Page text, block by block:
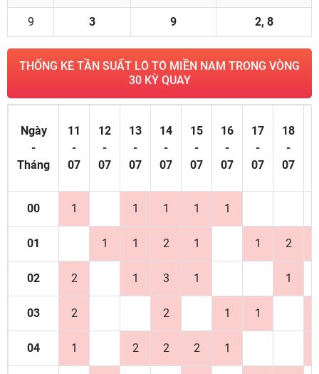
9 3 9 2, 8
THỐNG KÊ TẦN SUẤT LÔ TÔ MIỀN NAM TRONG VÒNG
30 KỲ QUAY
Ngày
-
Tháng
11
-
07
12
-
07
13
-
07
14
-
07
15
-
07
16
-
07
17
-
07
18
-
07
00 1 1 1 1 1
01 1 1 2 1 1 2
02 2 1 3 1 1
03 2 2 1 1
04 1 2 2 2 1